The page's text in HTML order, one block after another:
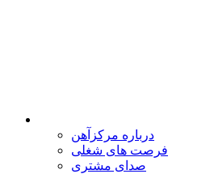
درباره مرکزآهن
فرصت های شغلی
صدای مشتری